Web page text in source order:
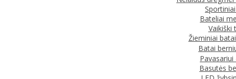
Bateliai
Vaikiški
Žieminiai
Batai
Pavasariui
Basutės